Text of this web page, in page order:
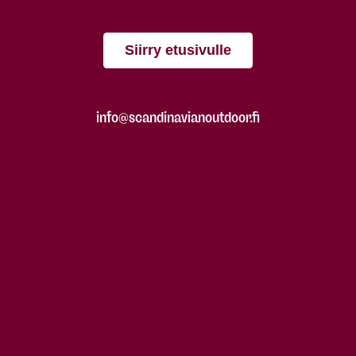
Siirry etusivulle
info@scandinavianoutdoor.fi